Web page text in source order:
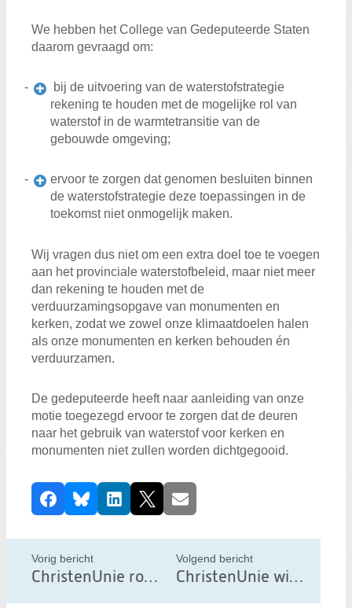
We hebben het College van Gedeputeerde Staten
daarom gevraagd om:
bij de uitvoering van de waterstofstrategie
rekening te houden met de mogelijke rol van
waterstof in de warmtetransitie van de
gebouwde omgeving;
ervoor te zorgen dat genomen besluiten binnen
de waterstofstrategie deze toepassingen in de
toekomst niet onmogelijk maken.
Wij vragen dus niet om een extra doel toe te voegen
aan het provinciale waterstofbeleid, maar niet meer
dan rekening te houden met de
verduurzamingsopgave van monumenten en
kerken, zodat we zowel onze klimaatdoelen halen
als onze monumenten en kerken behouden én
verduurzamen.
De gedeputeerde heeft naar aanleiding van onze
motie toegezegd ervoor te zorgen dat de deuren
naar het gebruik van waterstof voor kerken en
monumenten niet zullen worden dichtgegooid.
D
e
e
l
d
FacebookBlueskyLinkedIn
X E-mail
Vorig bericht
ChristenUnie roept op: ‘Wees zuinig op ons landschap’
Volgend bericht
ChristenUnie wil stoppen met reclame in Noord-Hollandse bushokjes